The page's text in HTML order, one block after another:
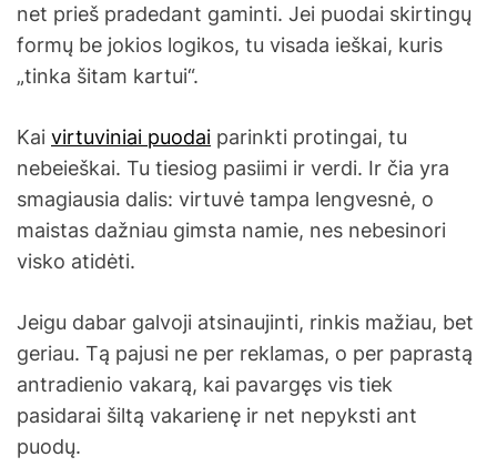
net prieš pradedant gaminti. Jei puodai skirtingų
formų be jokios logikos, tu visada ieškai, kuris
„tinka šitam kartui“.
Kai virtuviniai puodai parinkti protingai, tu
nebeieškai. Tu tiesiog pasiimi ir verdi. Ir čia yra
smagiausia dalis: virtuvė tampa lengvesnė, o
maistas dažniau gimsta namie, nes nebesinori
visko atidėti.
Jeigu dabar galvoji atsinaujinti, rinkis mažiau, bet
geriau. Tą pajusi ne per reklamas, o per paprastą
antradienio vakarą, kai pavargęs vis tiek
pasidarai šiltą vakarienę ir net nepyksti ant
puodų.